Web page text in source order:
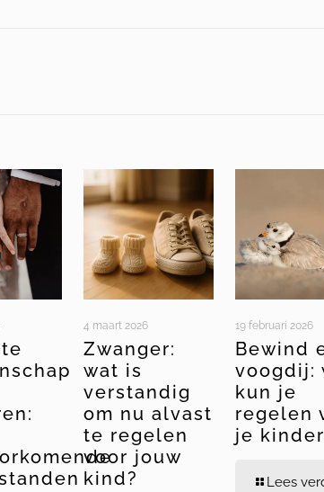
4 maart 2026
Zwanger:
wat is
verstandig
om nu alvast
te regelen
voor jouw
kind?
19 februari 2026
Bewind
voogdij:
kun je
regelen
je
Lees